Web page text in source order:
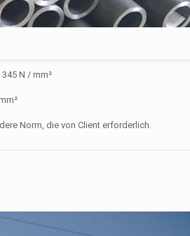
N / mm²
Norm, die von Client erforderlich.